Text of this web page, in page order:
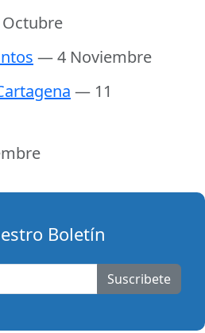
— 4 Noviembre
— 11
Boletín
Suscribete